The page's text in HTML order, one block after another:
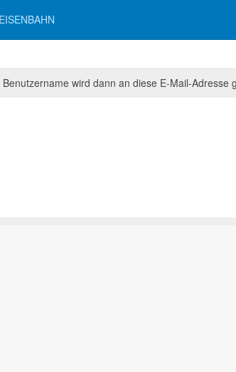
EISENBAHN
wird dann an diese E-Mail-Adresse